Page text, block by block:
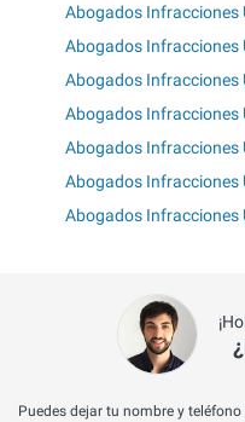
Abogados Infracciones
Abogados Infracciones
Abogados Infracciones
Abogados Infracciones
Abogados Infracciones
Abogados Infracciones
Abogados Infracciones
Puedes dejar tu nombre y